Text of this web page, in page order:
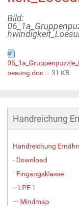
Bild:
oesung.doc— 31 KB
Handreichung
Handreichung
- Download
- Eingangsklasse
-- LPE 1
--- Mindmap